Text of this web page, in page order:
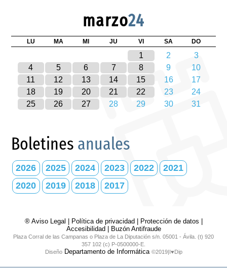
marzo24
LU MA MI JU VI SA DO
1 2
3
4
5 6 7 8 9
10
11
12 13 14 15 16
17
18
19 20 21 22 23
24
25
26 27 28 29 30 31
Boletines anuales
2026 2025 2024 2023 2022
2021
2020
2019 2018 2017
® Aviso Legal Política de privacidad Protección de datos
Accesibilidad
Buzón Antifraude
Plaza Corral de las Campanas o Plaza de La Diputación s/n. 05001 - Ávila. (t) 920
357 102 (c) P-0500000-E.
DiseñoDepartamento de Informática ©2019|I♥Dip